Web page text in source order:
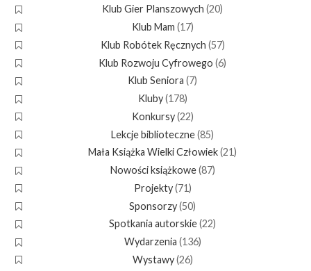
Klub Gier Planszowych (20)
Klub Mam (17)
Klub Robótek Ręcznych (57)
Klub Rozwoju Cyfrowego (6)
Klub Seniora (7)
Kluby(178)
Konkursy(22)
Lekcje biblioteczne(85)
Mała Książka Wielki Człowiek(21)
Nowości książkowe(87)
Projekty(71)
Sponsorzy(50)
Spotkania autorskie(22)
Wydarzenia (136)
Wystawy(26)